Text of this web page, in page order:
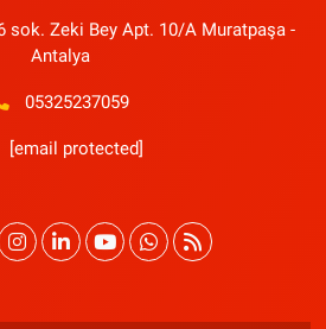
sok. Zeki Bey Apt. 10/A Muratpaşa -
Antalya
05325237059
[email protected]